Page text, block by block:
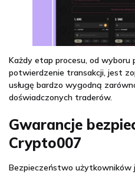
Każdy etap procesu, od wyboru
potwierdzenie transakcji, jest
usługę bardzo wygodną
doświadczonych traderów.
Gwarancje
Crypto007
Bezpieczeństwo użytkowników